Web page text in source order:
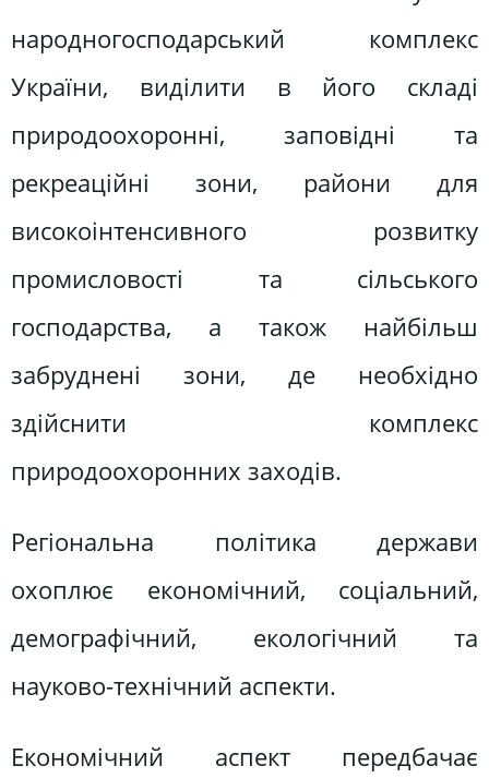
народногосподарський комплекс
України, виділити в його складі
природоохоронні, заповідні та
рекреаційні зони, райони для
високоінтенсивного розвитку
промисловості та сільського
господарства, а також найбільш
забруднені зони, де необхідно
здійснити комплекс
природоохоронних заходів.
Регіональна політика держави
охоплює економічний, соціальний,
демографічний, екологічний та
науково-технічний аспекти.
Економічний аспект передбачає